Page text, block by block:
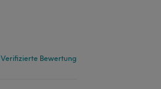
Verifizierte Bewertung